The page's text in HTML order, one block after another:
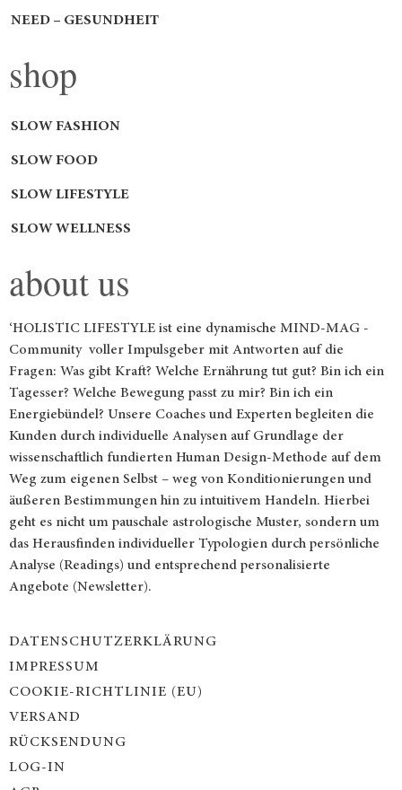
NEED – GESUNDHEIT
shop
SLOW FASHION
SLOW FOOD
SLOW LIFESTYLE
SLOW WELLNESS
about us
‘HOLISTIC LIFESTYLE ist eine dynamische MIND-MAG -
Community voller Impulsgeber mit Antworten auf die
Fragen: Was gibt Kraft? Welche Ernährung tut gut? Bin ich ein
Tagesser? Welche Bewegung passt zu mir? Bin ich ein
Energiebündel? Unsere Coaches und Experten begleiten die
Kunden durch individuelle Analysen auf Grundlage der
wissenschaftlich fundierten Human Design-Methode auf dem
Weg zum eigenen Selbst – weg von Konditionierungen und
äußeren Bestimmungen hin zu intuitivem Handeln. Hierbei
geht es nicht um pauschale astrologische Muster, sondern um
das Herausfinden individueller Typologien durch persönliche
Analyse (Readings) und entsprechend personalisierte
Angebote (Newsletter).
DATENSCHUTZERKLÄRUNG
IMPRESSUM
COOKIE-RICHTLINIE (EU)
VERSAND
RÜCKSENDUNG
LOG-IN